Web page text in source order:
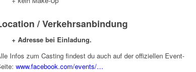
/ Verkehrsanbindung
+ Adresse bei Einladung.
Infos zum Casting findest du auch auf der offiziellen Event-
www.facebook.com/events/…